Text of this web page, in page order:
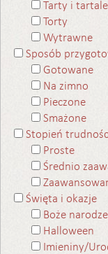
Tarty i
Torty
Wytrawne
Sposób
Gotowane
Na zimno
Pieczone
Smażone
Stopień
Proste
Średnio
Święta i okazje
Boże
Halloween
Imieniny/